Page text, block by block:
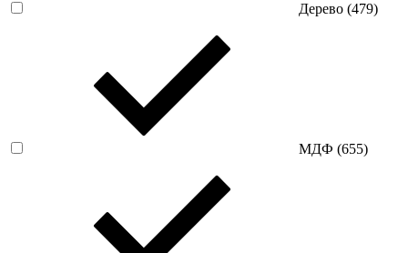
Дерево (479)
МДФ (655)